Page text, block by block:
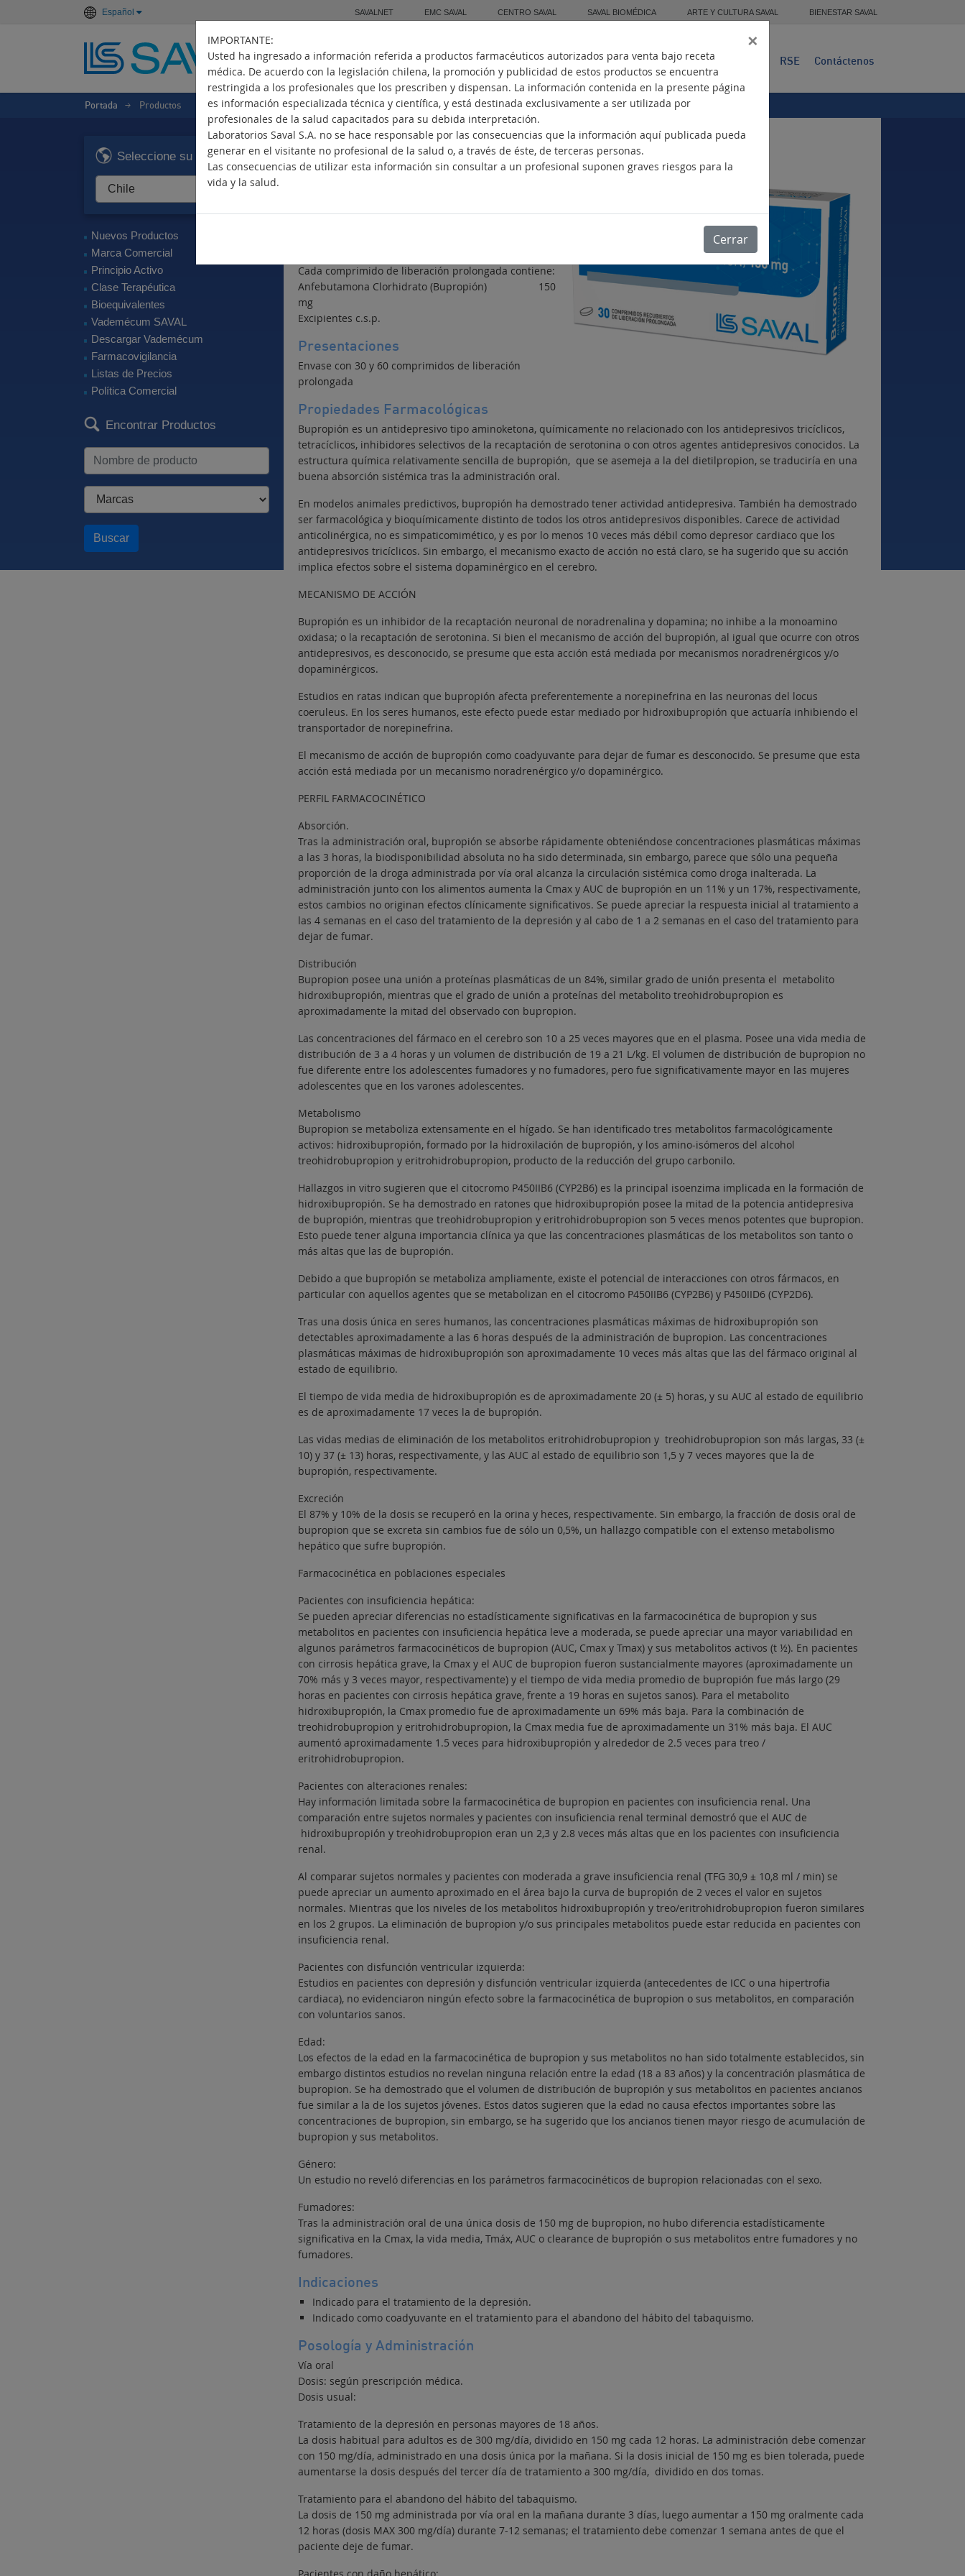
Español SAVALNET EMC SAVAL CENTRO SAVAL SAVAL BIOMÉDICA ARTE Y CULTURA SAVAL BIENESTAR SAVAL
Inicio Quiénes Somos Fabricación Presencia RSE Contáctenos
Portada > Productos
Seleccione su país
Nuevos Productos
Marca Comercial
Principio Activo
Clase Terapéutica
Bioequivalentes
Vademécum SAVAL
Descargar Vademécum
Farmacovigilancia
Listas de Precios
Política Comercial
Encontrar Productos
Buscar
×
IMPORTANTE:
Usted ha ingresado a información referida a productos farmacéuticos autorizados para venta bajo receta
médica. De acuerdo con la legislación chilena, la promoción y publicidad de estos productos se encuentra
restringida a los profesionales que los prescriben y dispensan. La información contenida en la presente página
es información especializada técnica y científica, y está destinada exclusivamente a ser utilizada por
profesionales de la salud capacitados para su debida interpretación.
Laboratorios Saval S.A. no se hace responsable por las consecuencias que la información aquí publicada pueda
generar en el visitante no profesional de la salud o, a través de éste, de terceras personas.
Las consecuencias de utilizar esta información sin consultar a un profesional suponen graves riesgos para la
vida y la salud.
Cerrar
BUXON
Cada comprimido de liberación prolongada contiene:
Anfebutamona Clorhidrato (Bupropión) 150
mg
Excipientes c.s.p.
Presentaciones
Envase con 30 y 60 comprimidos de liberación
prolongada
Propiedades Farmacológicas
Bupropión es un antidepresivo tipo aminoketona, químicamente no relacionado con los antidepresivos tricíclicos,
tetracíclicos, inhibidores selectivos de la recaptación de serotonina o con otros agentes antidepresivos conocidos. La
estructura química relativamente sencilla de bupropión, que se asemeja a la del dietilpropion, se traduciría en una
buena absorción sistémica tras la administración oral.
En modelos animales predictivos, bupropión ha demostrado tener actividad antidepresiva. También ha demostrado
ser farmacológica y bioquímicamente distinto de todos los otros antidepresivos disponibles. Carece de actividad
anticolinérgica, no es simpaticomimético, y es por lo menos 10 veces más débil como depresor cardiaco que los
antidepresivos tricíclicos. Sin embargo, el mecanismo exacto de acción no está claro, se ha sugerido que su acción
implica efectos sobre el sistema dopaminérgico en el cerebro.
MECANISMO DE ACCIÓN
Bupropión es un inhibidor de la recaptación neuronal de noradrenalina y dopamina; no inhibe a la monoamino
oxidasa; o la recaptación de serotonina. Si bien el mecanismo de acción del bupropión, al igual que ocurre con otros
antidepresivos, es desconocido, se presume que esta acción está mediada por mecanismos noradrenérgicos y/o
dopaminérgicos.
Estudios en ratas indican que bupropión afecta preferentemente a norepinefrina en las neuronas del locus
coeruleus. En los seres humanos, este efecto puede estar mediado por hidroxibupropión que actuaría inhibiendo el
transportador de norepinefrina.
El mecanismo de acción de bupropión como coadyuvante para dejar de fumar es desconocido. Se presume que esta
acción está mediada por un mecanismo noradrenérgico y/o dopaminérgico.
PERFIL FARMACOCINÉTICO
Absorción.
Tras la administración oral, bupropión se absorbe rápidamente obteniéndose concentraciones plasmáticas máximas
a las 3 horas, la biodisponibilidad absoluta no ha sido determinada, sin embargo, parece que sólo una pequeña
proporción de la droga administrada por vía oral alcanza la circulación sistémica como droga inalterada. La
administración junto con los alimentos aumenta la Cmax y AUC de bupropión en un 11% y un 17%, respectivamente,
estos cambios no originan efectos clínicamente significativos. Se puede apreciar la respuesta inicial al tratamiento a
las 4 semanas en el caso del tratamiento de la depresión y al cabo de 1 a 2 semanas en el caso del tratamiento para
dejar de fumar.
Distribución
Bupropion posee una unión a proteínas plasmáticas de un 84%, similar grado de unión presenta el metabolito
hidroxibupropión, mientras que el grado de unión a proteínas del metabolito treohidrobupropion es
aproximadamente la mitad del observado con bupropion.
Las concentraciones del fármaco en el cerebro son 10 a 25 veces mayores que en el plasma. Posee una vida media de
distribución de 3 a 4 horas y un volumen de distribución de 19 a 21 L/kg. El volumen de distribución de bupropion no
fue diferente entre los adolescentes fumadores y no fumadores, pero fue significativamente mayor en las mujeres
adolescentes que en los varones adolescentes.
Metabolismo
Bupropion se metaboliza extensamente en el hígado. Se han identificado tres metabolitos farmacológicamente
activos: hidroxibupropión, formado por la hidroxilación de bupropión, y los amino-isómeros del alcohol
treohidrobupropion y eritrohidrobupropion, producto de la reducción del grupo carbonilo.
Hallazgos in vitro sugieren que el citocromo P450IIB6 (CYP2B6) es la principal isoenzima implicada en la formación de
hidroxibupropión. Se ha demostrado en ratones que hidroxibupropión posee la mitad de la potencia antidepresiva
de bupropión, mientras que treohidrobupropion y eritrohidrobupropion son 5 veces menos potentes que bupropion.
Esto puede tener alguna importancia clínica ya que las concentraciones plasmáticas de los metabolitos son tanto o
más altas que las de bupropión.
Debido a que bupropión se metaboliza ampliamente, existe el potencial de interacciones con otros fármacos, en
particular con aquellos agentes que se metabolizan en el citocromo P450IIB6 (CYP2B6) y P450IID6 (CYP2D6).
Tras una dosis única en seres humanos, las concentraciones plasmáticas máximas de hidroxibupropión son
detectables aproximadamente a las 6 horas después de la administración de bupropion. Las concentraciones
plasmáticas máximas de hidroxibupropión son aproximadamente 10 veces más altas que las del fármaco original al
estado de equilibrio.
El tiempo de vida media de hidroxibupropión es de aproximadamente 20 (± 5) horas, y su AUC al estado de equilibrio
es de aproximadamente 17 veces la de bupropión.
Las vidas medias de eliminación de los metabolitos eritrohidrobupropion y treohidrobupropion son más largas, 33 (±
10) y 37 (± 13) horas, respectivamente, y las AUC al estado de equilibrio son 1,5 y 7 veces mayores que la de
bupropión, respectivamente.
Excreción
El 87% y 10% de la dosis se recuperó en la orina y heces, respectivamente. Sin embargo, la fracción de dosis oral de
bupropion que se excreta sin cambios fue de sólo un 0,5%, un hallazgo compatible con el extenso metabolismo
hepático que sufre bupropión.
Farmacocinética en poblaciones especiales
Pacientes con insuficiencia hepática:
Se pueden apreciar diferencias no estadísticamente significativas en la farmacocinética de bupropion y sus
metabolitos en pacientes con insuficiencia hepática leve a moderada, se puede apreciar una mayor variabilidad en
algunos parámetros farmacocinéticos de bupropion (AUC, Cmax y Tmax) y sus metabolitos activos (t ½). En pacientes
con cirrosis hepática grave, la Cmax y el AUC de bupropion fueron sustancialmente mayores (aproximadamente un
70% más y 3 veces mayor, respectivamente) y el tiempo de vida media promedio de bupropión fue más largo (29
horas en pacientes con cirrosis hepática grave, frente a 19 horas en sujetos sanos). Para el metabolito
hidroxibupropión, la Cmax promedio fue de aproximadamente un 69% más baja. Para la combinación de
treohidrobupropion y eritrohidrobupropion, la Cmax media fue de aproximadamente un 31% más baja. El AUC
aumentó aproximadamente 1.5 veces para hidroxibupropión y alrededor de 2.5 veces para treo /
eritrohidrobupropion.
Pacientes con alteraciones renales:
Hay información limitada sobre la farmacocinética de bupropion en pacientes con insuficiencia renal. Una
comparación entre sujetos normales y pacientes con insuficiencia renal terminal demostró que el AUC de
hidroxibupropión y treohidrobupropion eran un 2,3 y 2.8 veces más altas que en los pacientes con insuficiencia
renal.
Al comparar sujetos normales y pacientes con moderada a grave insuficiencia renal (TFG 30,9 ± 10,8 ml / min) se
puede apreciar un aumento aproximado en el área bajo la curva de bupropión de 2 veces el valor en sujetos
normales. Mientras que los niveles de los metabolitos hidroxibupropión y treo/eritrohidrobupropion fueron similares
en los 2 grupos. La eliminación de bupropion y/o sus principales metabolitos puede estar reducida en pacientes con
insuficiencia renal.
Pacientes con disfunción ventricular izquierda:
Estudios en pacientes con depresión y disfunción ventricular izquierda (antecedentes de ICC o una hipertrofia
cardiaca), no evidenciaron ningún efecto sobre la farmacocinética de bupropion o sus metabolitos, en comparación
con voluntarios sanos.
Edad:
Los efectos de la edad en la farmacocinética de bupropion y sus metabolitos no han sido totalmente establecidos, sin
embargo distintos estudios no revelan ninguna relación entre la edad (18 a 83 años) y la concentración plasmática de
bupropion. Se ha demostrado que el volumen de distribución de bupropión y sus metabolitos en pacientes ancianos
fue similar a la de los sujetos jóvenes. Estos datos sugieren que la edad no causa efectos importantes sobre las
concentraciones de bupropion, sin embargo, se ha sugerido que los ancianos tienen mayor riesgo de acumulación de
bupropion y sus metabolitos.
Género:
Un estudio no reveló diferencias en los parámetros farmacocinéticos de bupropion relacionadas con el sexo.
Fumadores:
Tras la administración oral de una única dosis de 150 mg de bupropion, no hubo diferencia estadísticamente
significativa en la Cmax, la vida media, Tmáx, AUC o clearance de bupropión o sus metabolitos entre fumadores y no
fumadores.
Indicaciones
Indicado para el tratamiento de la depresión.
Indicado como coadyuvante en el tratamiento para el abandono del hábito del tabaquismo.
Posología y Administración
Vía oral
Dosis: según prescripción médica.
Dosis usual:
Tratamiento de la depresión en personas mayores de 18 años.
La dosis habitual para adultos es de 300 mg/día, dividido en 150 mg cada 12 horas. La administración debe comenzar
con 150 mg/día, administrado en una dosis única por la mañana. Si la dosis inicial de 150 mg es bien tolerada, puede
aumentarse la dosis después del tercer día de tratamiento a 300 mg/día, dividido en dos tomas.
Tratamiento para el abandono del hábito del tabaquismo.
La dosis de 150 mg administrada por vía oral en la mañana durante 3 días, luego aumentar a 150 mg oralmente cada
12 horas (dosis MAX 300 mg/día) durante 7-12 semanas; el tratamiento debe comenzar 1 semana antes de que el
paciente deje de fumar.